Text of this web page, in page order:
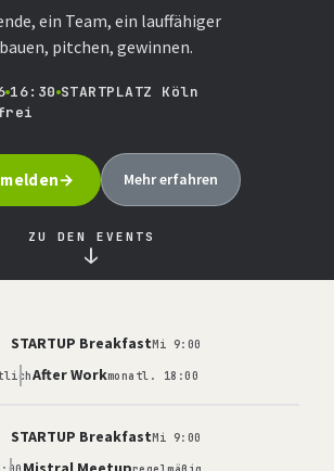
ein Team, ein lauffähiger
pitchen, gewinnen.
16:30 STARTPLATZ Köln
Mehr erfahren
ZU DEN EVENTS
↓
STARTUP BreakfastMi 9:00
After Workmonatl. 18:00
STARTUP BreakfastMi 9:00